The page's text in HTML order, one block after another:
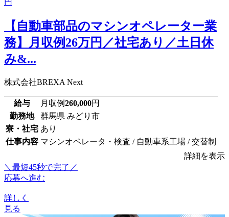
【自動車部品のマシンオペレーター業
務】月収例26万円／社宅あり／土日休
み&...
株式会社BREXA Next
給与 月収例260,000円
勤務地
群馬県 みどり市
寮・社宅 あり
仕事内容 マシンオペレータ・検査 / 自動車系工場 / 交替制
詳細を表示
＼最短45秒で完了／
応募へ進む
詳しく
見る